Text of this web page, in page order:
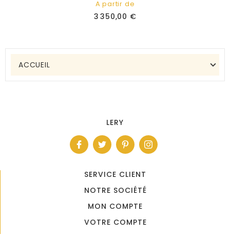
ACCUEIL
A partir de
Prix
3 350,00 €
LERY
SERVICE CLIENT
NOTRE SOCIÉTÉ
MON COMPTE
VOTRE COMPTE